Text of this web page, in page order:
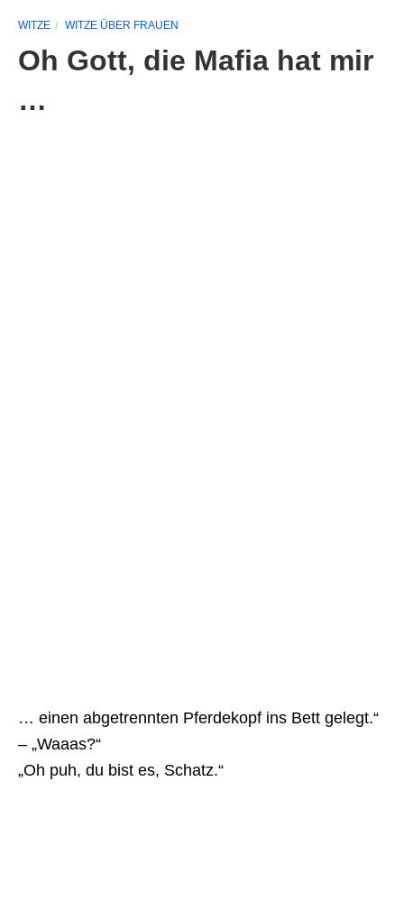
WITZE WITZE ÜBER FRAUEN
Oh Gott, die Mafia hat mir
…
… einen abgetrennten Pferdekopf ins Bett gelegt.“
– „Waaas?“
„Oh puh, du bist es, Schatz.“